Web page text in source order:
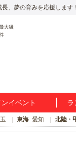
、夢の育みを応援します！
イベント ラ
東海 愛知 北陸・